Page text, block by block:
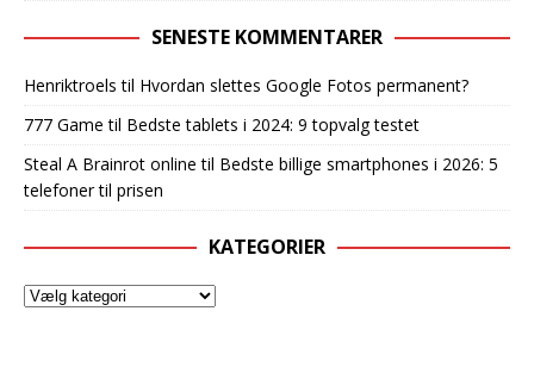
SENESTE KOMMENTARER
Henriktroels til Hvordan slettes Google Fotos permanent?
777 Game til Bedste tablets i 2024: 9 topvalg testet
Steal A Brainrot online til Bedste billige smartphones i 2026: 5
telefoner til prisen
KATEGORIER